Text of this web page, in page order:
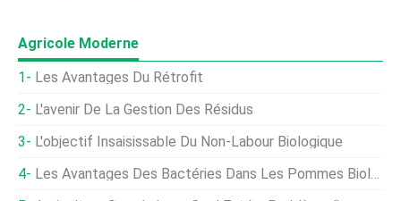
Agricole Moderne
Les Avantages Du Rétrofit
L'avenir De La Gestion Des Résidus
L'objectif Insaisissable Du Non-Labour Biologique
Les Avantages Des Bactéries Dans Les Pommes Biologiques